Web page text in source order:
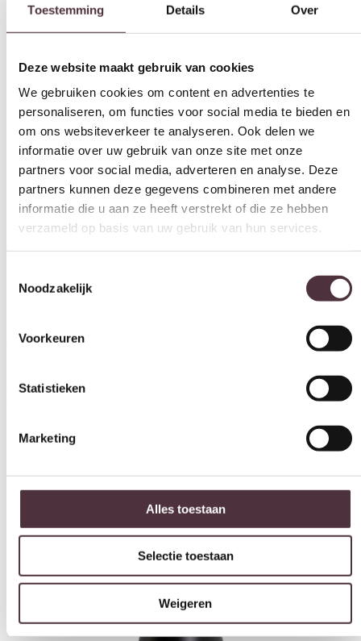
Deze website maakt gebruik van cookies
We gebruiken cookies om content en advertenties te
om ons websiteverkeer te analyseren. Ook delen we
informatie over uw gebruik van onze site met onze
partners voor social media, adverteren en analyse. Deze
partners kunnen deze gegevens combineren met andere
informatie die u aan ze heeft verstrekt of die ze hebben
verzameld op basis van uw gebruik van hun services.
Toestemmingsselectie
Noodzakelijk
Voorkeuren
Statistieken
Marketing
Selectie toestaan
Weigeren
Vorm
Rechthoekig, Rond
Soort
Laagpolig
Materiaal
74% PP/26% Polyester
Geschikt voor
Binnen, Buiten
Gratisthuis bezorgd boven de €100,-
Interessant voor jou